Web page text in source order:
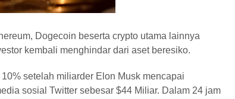
Dogecoin beserta crypto utama lainnya
kembali menghindar dari aset beresiko.
setelah miliarder Elon Musk mencapai
sosial Twitter sebesar $44 Miliar. Dalam 24 jam